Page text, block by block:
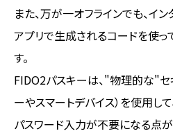
また、万が一オフラインでも、イ
アプリで生成されるコードを使
す。
FIDO2パスキーは、"物理的な"セ
ーやスマートデバイス）を使用し
パスワード入力が不要になる点が